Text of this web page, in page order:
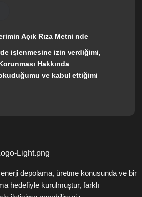
Açık Rıza Metni nde
işlenmesine izin verdiğimi,
Hakkında
ve kabul ettiğimi
depolama, üretme konusunda ve bir
hedefiyle kurulmuştur, farklı